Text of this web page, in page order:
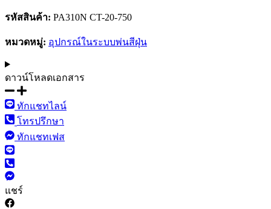
รหัสสินค้า: PA310N CT-20-750
หมวดหมู่: อุปกรณ์ในระบบพ่นสีฝุ่น
ดาวน์โหลดเอกสาร
ทักแชทไลน์
โทรปรึกษา
ทักแชทเฟส
แชร์